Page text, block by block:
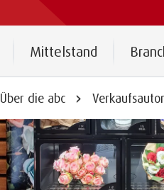
Mittelstand
Über die abc